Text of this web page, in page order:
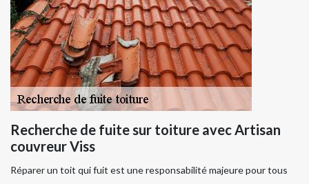
Recherche de fuite sur toiture avec Artisan
couvreur Viss
Réparer un toit qui fuit est une responsabilité majeure pour tous